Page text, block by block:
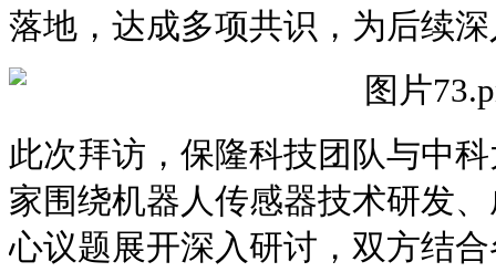
落地，达成多项共识，为后续
此次拜访，保隆科技团队与中
家围绕机器人传感器技术研发
心议题展开深入研讨，双方结